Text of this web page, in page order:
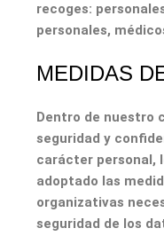
recoges:
personales,
MEDIDAS
Dentro de nuestro
seguridad y
carácter personal,
adoptado las
organizativas
seguridad de los